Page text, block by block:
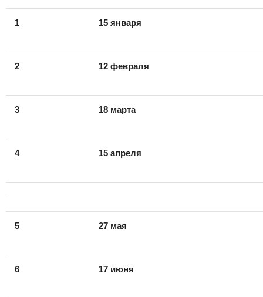
1 15 января
2 12 февраля
3 18 марта
4 15 апреля
5 27 мая
6 17 июня